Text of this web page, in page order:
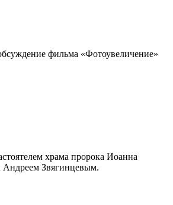
фильма «Фотоувеличение»
храма пророка Иоанна
Андреем Звягинцевым.